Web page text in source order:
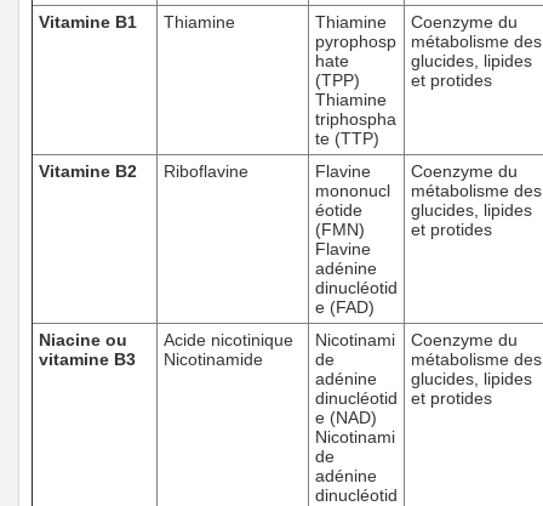
Vitamine B1 Thiamine
Thiamine
pyrophosp
hate
(TPP)
Thiamine
triphospha
te (TTP)
Coenzyme du
métabolisme des
glucides, lipides
et protides
Vitamine B2 Riboflavine
Flavine
mononucl
éotide
(FMN)
Flavine
adénine
dinucléotid
e (FAD)
Coenzyme du
métabolisme des
glucides, lipides
et protides
Niacine ou
vitamine B3
Acide nicotinique
Nicotinamide
Nicotinami
de
adénine
dinucléotid
e (NAD)
Nicotinami
de
adénine
dinucléotid
Coenzyme du
métabolisme des
glucides, lipides
et protides